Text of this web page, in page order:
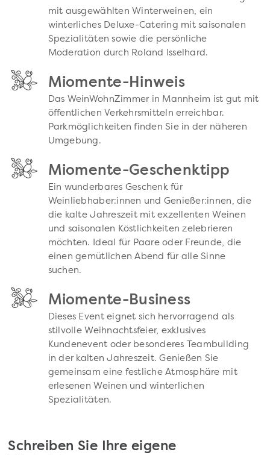
mit ausgewählten Winterweinen, ein
winterliches Deluxe-Catering mit saisonalen
Spezialitäten sowie die persönliche
Moderation durch Roland Isselhard.
Miomente-Hinweis
Das WeinWohnZimmer in Mannheim ist gut mit
öffentlichen Verkehrsmitteln erreichbar.
Parkmöglichkeiten finden Sie in der näheren
Umgebung.
Miomente-Geschenktipp
Ein wunderbares Geschenk für
Weinliebhaber:innen und Genießer:innen, die
die kalte Jahreszeit mit exzellenten Weinen
und saisonalen Köstlichkeiten zelebrieren
möchten. Ideal für Paare oder Freunde, die
einen gemütlichen Abend für alle Sinne
suchen.
Miomente-Business
Dieses Event eignet sich hervorragend als
stilvolle Weihnachtsfeier, exklusives
Kundenevent oder besonderes Teambuilding
in der kalten Jahreszeit. Genießen Sie
gemeinsam eine festliche Atmosphäre mit
erlesenen Weinen und winterlichen
Spezialitäten.
Schreiben Sie Ihre eigene